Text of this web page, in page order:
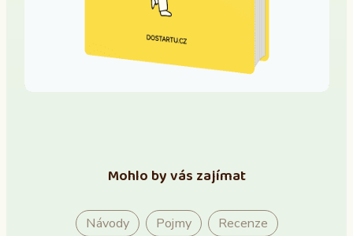
Mohlo by vás zajímat
Návody Pojmy
Recenze